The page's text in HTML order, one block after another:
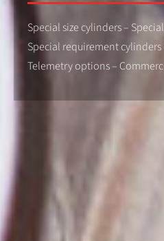
Special size cylinders –
Special requirement
Telemetry options –